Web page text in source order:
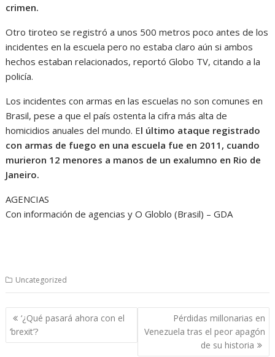
crimen.
Otro tiroteo se registró a unos 500 metros poco antes de los
incidentes en la escuela pero no estaba claro aún si ambos
hechos estaban relacionados, reportó Globo TV, citando a la
policía.
Los incidentes con armas en las escuelas no son comunes en
Brasil, pese a que el país ostenta la cifra más alta de
homicidios anuales del mundo. El último ataque registrado
con armas de fuego en una escuela fue en 2011, cuando
murieron 12 menores a manos de un exalumno en Rio de
Janeiro.
AGENCIAS
Con información de agencias y O Globlo (Brasil) – GDA
Uncategorized
Navegación
de
entradas
‘¿Qué pasará ahora con el
‘brexit’?
Pérdidas millonarias en
Venezuela tras el peor apagón
de su historia